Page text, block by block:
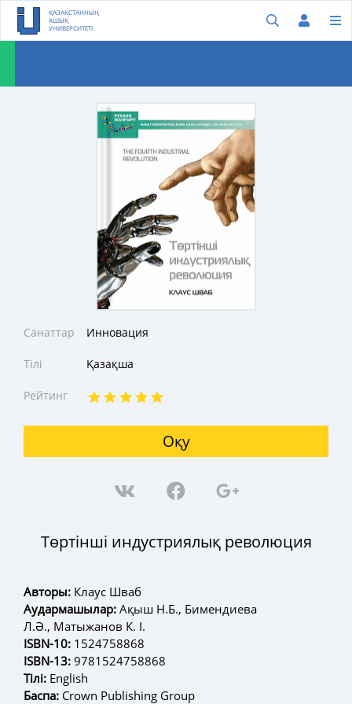
ҚАЗАҚСТАННЫҢ
АШЫҚ
УНИВЕРСИТЕТІ
Санаттар Инновация
Тілі Қазақша
Рейтинг
Оқу
Төртінші индустриялық революция
Авторы: Клаус Шваб
Аудармашылар: Ақыш Н.Б., Бимендиева
Л.Ә., Матыжанов К. І.
ISBN-10: 1524758868
ISBN-13: 9781524758868
Тілі: English
Баспа: Crown Publishing Group